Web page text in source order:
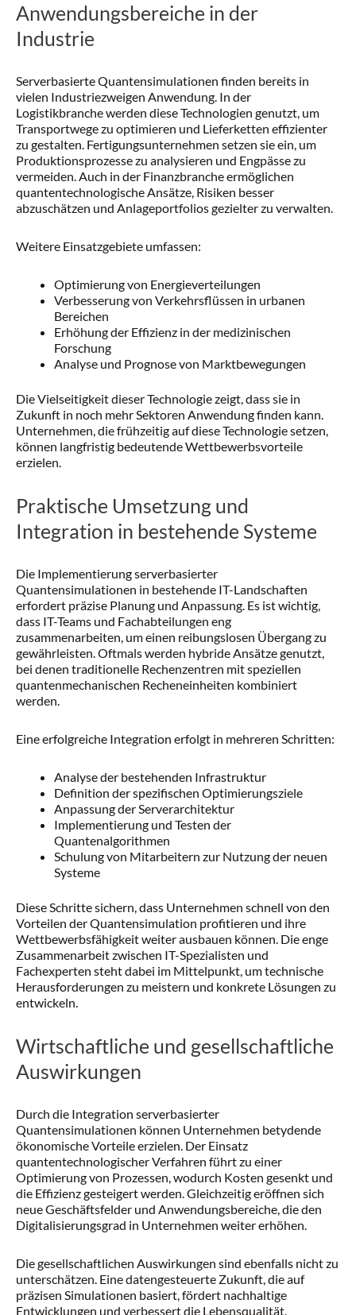
Anwendungsbereiche in der
Industrie
Serverbasierte Quantensimulationen finden bereits in
vielen Industriezweigen Anwendung. In der
Logistikbranche werden diese Technologien genutzt, um
Transportwege zu optimieren und Lieferketten effizienter
zu gestalten. Fertigungsunternehmen setzen sie ein, um
Produktionsprozesse zu analysieren und Engpässe zu
vermeiden. Auch in der Finanzbranche ermöglichen
quantentechnologische Ansätze, Risiken besser
abzuschätzen und Anlageportfolios gezielter zu verwalten.
Weitere Einsatzgebiete umfassen:
Optimierung von Energieverteilungen
Verbesserung von Verkehrsflüssen in urbanen
Bereichen
Erhöhung der Effizienz in der medizinischen
Forschung
Analyse und Prognose von Marktbewegungen
Die Vielseitigkeit dieser Technologie zeigt, dass sie in
Zukunft in noch mehr Sektoren Anwendung finden kann.
Unternehmen, die frühzeitig auf diese Technologie setzen,
können langfristig bedeutende Wettbewerbsvorteile
erzielen.
Praktische Umsetzung und
Integration in bestehende Systeme
Die Implementierung serverbasierter
Quantensimulationen in bestehende IT-Landschaften
erfordert präzise Planung und Anpassung. Es ist wichtig,
dass IT-Teams und Fachabteilungen eng
zusammenarbeiten, um einen reibungslosen Übergang zu
gewährleisten. Oftmals werden hybride Ansätze genutzt,
bei denen traditionelle Rechenzentren mit speziellen
quantenmechanischen Recheneinheiten kombiniert
werden.
Eine erfolgreiche Integration erfolgt in mehreren Schritten:
Analyse der bestehenden Infrastruktur
Definition der spezifischen Optimierungsziele
Anpassung der Serverarchitektur
Implementierung und Testen der
Quantenalgorithmen
Schulung von Mitarbeitern zur Nutzung der neuen
Systeme
Diese Schritte sichern, dass Unternehmen schnell von den
Vorteilen der Quantensimulation profitieren und ihre
Wettbewerbsfähigkeit weiter ausbauen können. Die enge
Zusammenarbeit zwischen IT-Spezialisten und
Fachexperten steht dabei im Mittelpunkt, um technische
Herausforderungen zu meistern und konkrete Lösungen zu
entwickeln.
Wirtschaftliche und gesellschaftliche
Auswirkungen
Durch die Integration serverbasierter
Quantensimulationen können Unternehmen betydende
ökonomische Vorteile erzielen. Der Einsatz
quantentechnologischer Verfahren führt zu einer
Optimierung von Prozessen, wodurch Kosten gesenkt und
die Effizienz gesteigert werden. Gleichzeitig eröffnen sich
neue Geschäftsfelder und Anwendungsbereiche, die den
Digitalisierungsgrad in Unternehmen weiter erhöhen.
Die gesellschaftlichen Auswirkungen sind ebenfalls nicht zu
unterschätzen. Eine datengesteuerte Zukunft, die auf
präzisen Simulationen basiert, fördert nachhaltige
Entwicklungen und verbessert die Lebensqualität.